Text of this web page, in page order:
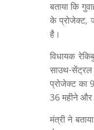
बताया कि
के प्रोजेक्ट,
है।
विधायक
साउथ-सेंट्रल
प्रोजेक्ट का
36 महीने और
मंत्री ने